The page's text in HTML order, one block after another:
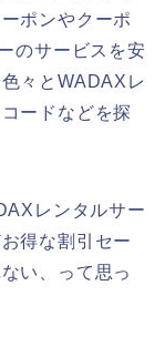
ポンやクーポ
のサービスを安
々とWADAXレ
ードなどを探
レンタルサー
得な割引セー
い、って思っ